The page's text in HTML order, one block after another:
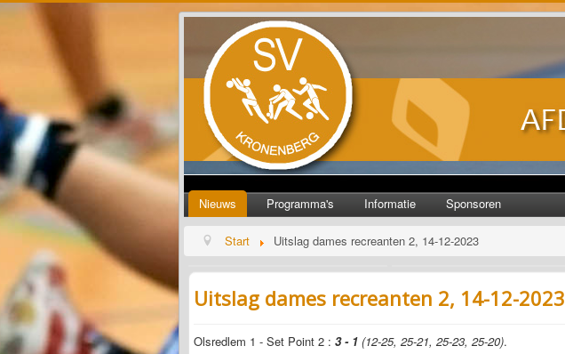
Nieuws Programma's Informatie Sponsoren
Start Uitslag dames recreanten 2, 14-12-2023
Uitslag dames recreanten 2, 14-12-2023
Olsredlem 1 - Set Point 2 : 3 - 1 (12-25, 25-21, 25-23, 25-20).